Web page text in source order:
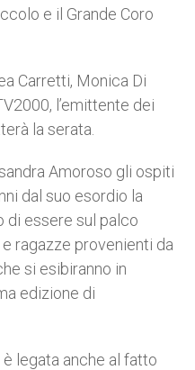
e il Grande Coro
Carretti, Monica Di
l’emittente dei
la serata.
Amoroso gli ospiti
dal suo esordio la
di essere sul palco
ragazze provenienti da
si esibiranno in
edizione di
legata anche al fatto